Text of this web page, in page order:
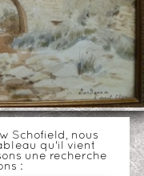
Schofield, nous
qu'il vient
une recherche
: